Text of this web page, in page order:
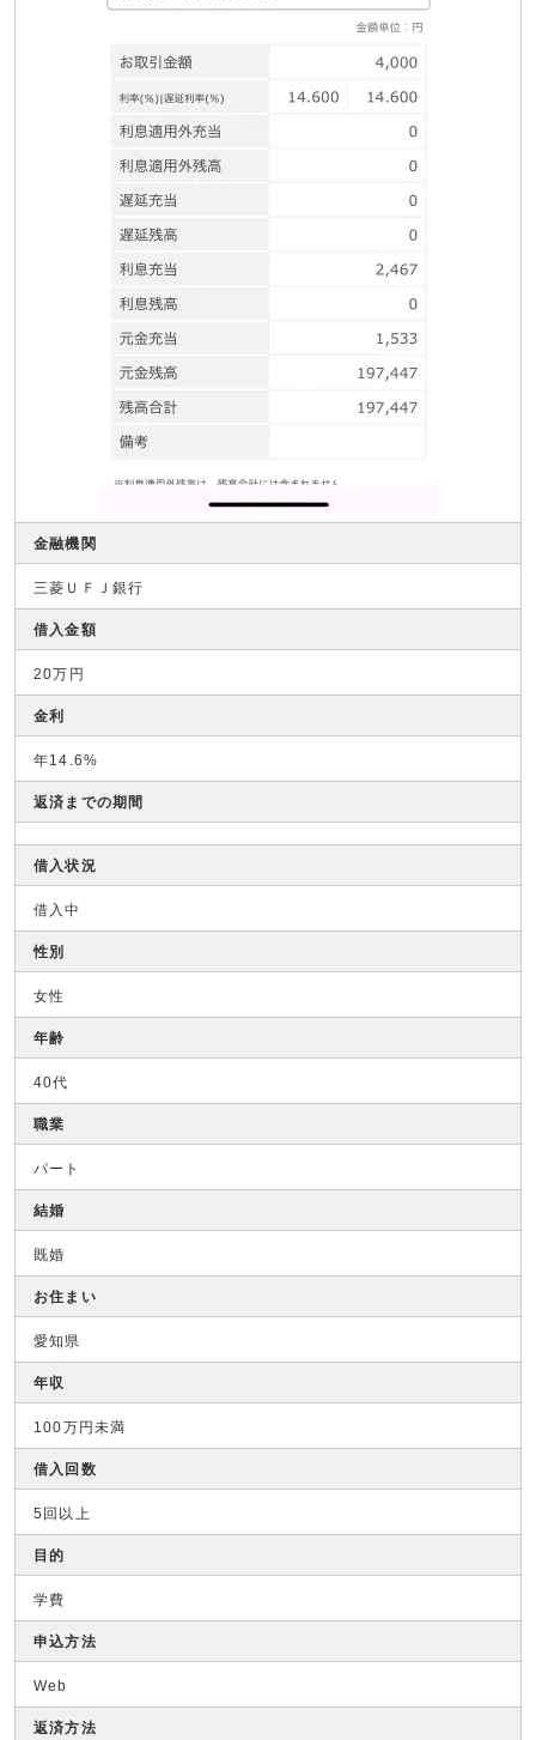
金融機関
三菱ＵＦＪ銀行
借入金額
20万円
金利
年14.6%
返済までの期間
借入状況
借入中
性別
女性
年齢
40代
職業
パート
結婚
既婚
お住まい
愛知県
年収
100万円未満
借入回数
5回以上
目的
学費
申込方法
Web
返済方法